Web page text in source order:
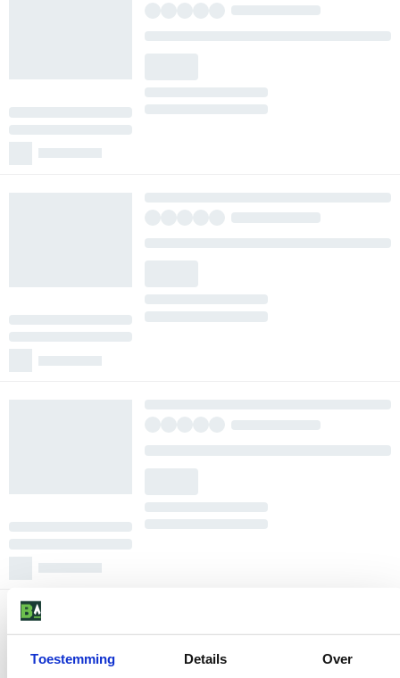
Toestemming Details Over